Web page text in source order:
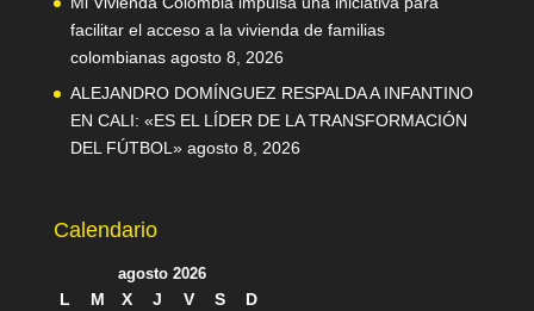
facilitar el acceso a la vivienda de familias
colombianas agosto 8, 2026
ALEJANDRO DOMÍNGUEZ RESPALDA A INFANTINO
EN CALI: «ES EL LÍDER DE LA TRANSFORMACIÓN
DEL FÚTBOL» agosto 8, 2026
Calendario
agosto 2026
L M X J V S
D